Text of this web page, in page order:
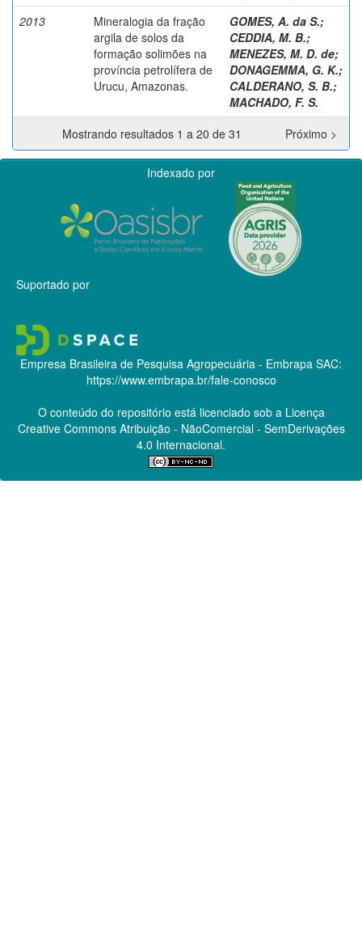
2013
Mineralogia da fração
argila de solos da
formação solimões na
província petrolífera de
Urucu, Amazonas.
GOMES, A. da S.;
CEDDIA, M. B.;
MENEZES, M. D. de;
DONAGEMMA, G. K.;
CALDERANO, S. B.;
MACHADO, F. S.
Mostrando resultados 1 a 20 de 31
Próximo >
Indexado por
Suportado por
Empresa Brasileira de Pesquisa Agropecuária - Embrapa SAC:
https://www.embrapa.br/fale-conosco
O conteúdo do repositório está licenciado sob a Licença
Creative CommonsAtribuição - NãoComercial - SemDerivações
4.0 Internacional.